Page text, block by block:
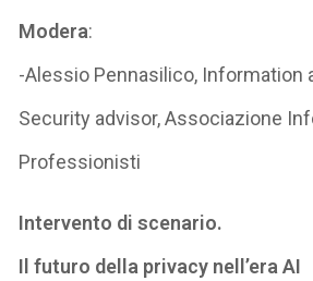
Modera:
-Alessio Pennasilico, Information
Security advisor, Associazione
Professionisti
Intervento di scenario.
Il futuro della privacy nell’era AI